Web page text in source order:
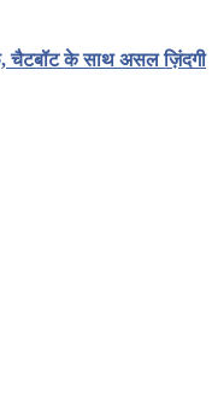
चैटबॉट के साथ असल ज़िंदगी